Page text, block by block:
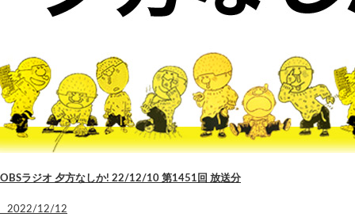
OBSラジオ 夕方なしか! 22/12/10 第1451回 放送分
2022/12/12